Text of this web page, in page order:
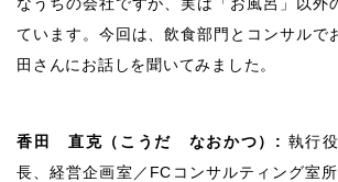
ています。今回は、飲食部門とコンサルで
田さんにお話しを聞いてみました。
香田 直克（こうだ なおかつ）: 執行
長、経営企画室／FCコンサルティング室